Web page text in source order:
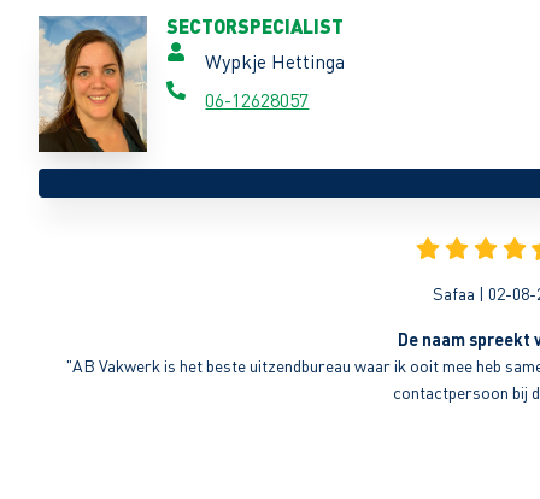
SECTORSPECIALIST
Wypkje Hettinga
06-12628057
Safaa | 02-08-
De naam spreekt
"AB Vakwerk is het beste uitzendbureau waar ik ooit mee heb
contactpersoon bij